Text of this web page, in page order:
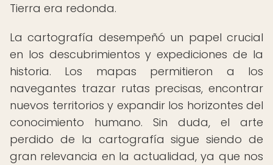
Tierra era redonda.
La cartografía desempeñó un papel crucial
en los descubrimientos y expediciones de la
historia. Los mapas permitieron a los
navegantes trazar rutas precisas, encontrar
nuevos territorios y expandir los horizontes del
conocimiento humano. Sin duda, el arte
perdido de la cartografía sigue siendo de
gran relevancia en la actualidad, ya que nos